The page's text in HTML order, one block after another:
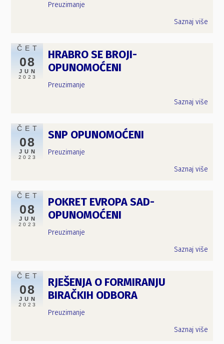
Preuzimanje
Saznaj više
ČET
08
JUN
2023
HRABRO SE BROJI-
OPUNOMOĆENI
Preuzimanje
Saznaj više
ČET
08
JUN
2023
SNP OPUNOMOĆENI
Preuzimanje
Saznaj više
ČET
08
JUN
2023
POKRET EVROPA SAD-
OPUNOMOĆENI
Preuzimanje
Saznaj više
ČET
08
JUN
2023
RJEŠENJA O FORMIRANJU
BIRAČKIH ODBORA
Preuzimanje
Saznaj više